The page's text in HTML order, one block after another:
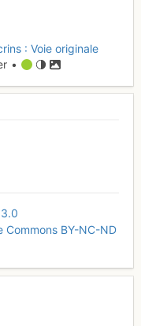
: Voie originale
•
3.0
Commons BY-NC-ND